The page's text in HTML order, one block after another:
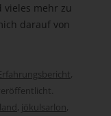
vieles mehr zu
darauf von
,
, jökulsarlon,